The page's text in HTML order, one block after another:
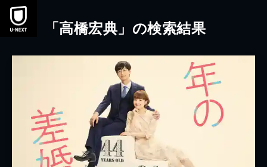
本文へスキップ
「高橋宏典」の検索結果